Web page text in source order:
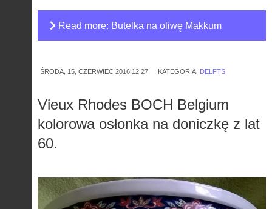
Read more: Butelka na oliwę Makkum
ŚRODA, 15, CZERWIEC 2016 12:27 KATEGORIA: DELFTS
Vieux Rhodes BOCH Belgium
kolorowa osłonka na doniczkę z lat
60.